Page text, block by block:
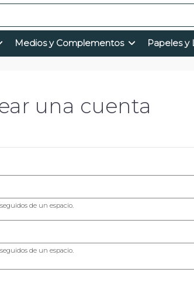
Medios y Complementos Papeles y
una cuenta
de un espacio.
de un espacio.